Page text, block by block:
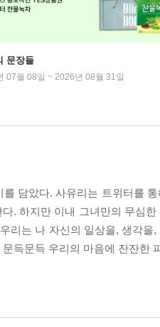
문장들
07월 08일 ~ 2026년 08월 31일
담았다. 사유리는 트위터를
. 하지만 이내 그녀만의 무심
리는 나 자신의 일상을, 생각
득문득 우리의 마음에 잔잔한